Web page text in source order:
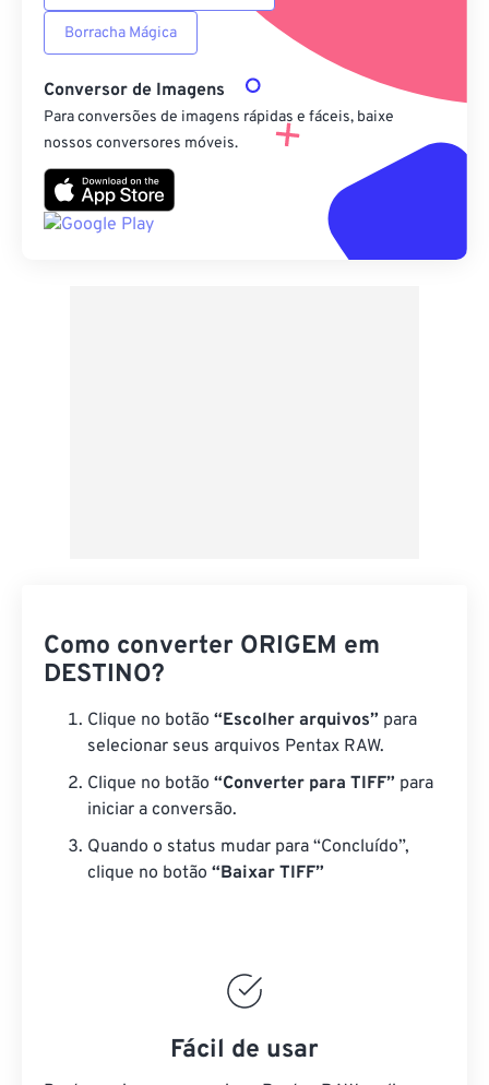
Borracha Mágica
Conversor de Imagens
Para conversões de imagens rápidas e fáceis, baixe
nossos conversores móveis.
Como converter ORIGEM em
DESTINO?
Clique no botão “Escolher arquivos” para
selecionar seus arquivos Pentax RAW.
Clique no botão “Converter para TIFF” para
iniciar a conversão.
Quando o status mudar para “Concluído”,
clique no botão “Baixar TIFF”
Fácil de usar